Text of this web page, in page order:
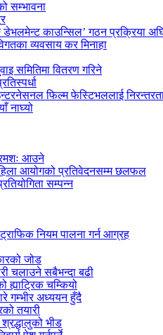
सम्भावना
डेभलमेन्ट काउन्सिल’ गठन प्रक्रिया
व्यवसाय कर मिनाहा
समितिमा वितरण गरिने
फिल्म फेस्टिभललाई निरन्तरता
नाघ्यो
आउने
आयोगको प्रतिवेदनसम्म छलफल
सम्पन्न
नियम पालना गर्न आग्रह
जोड
चलाउने सबैभन्दा बढी
ह्याट्रिक चम्कियो
गम्भीर अध्ययन हुँदै
तयारी
भीड